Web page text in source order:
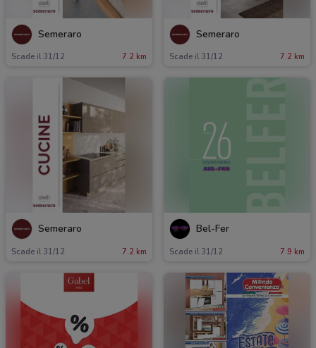
Semeraro
Scade il 31/12 7.2 km
Semeraro
Scade il 31/12 7.2 km
Semeraro
Scade il 31/12 7.2 km
Bel-Fer
Scade il 31/12 7.9 km